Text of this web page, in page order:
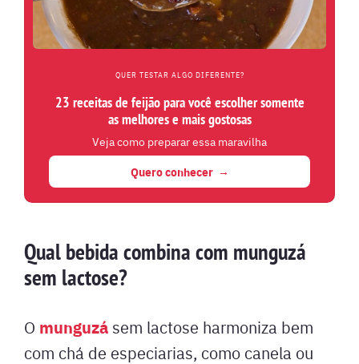
QUER TESTAR ALGO DIFERENTE?
23 receitas de feijão para você escolher somente
as melhores e mais gostosas
Veja como preparar essa maravilha
Quero conhecer
Qual bebida combina com munguzá
sem lactose?
O munguzá sem lactose harmoniza bem
com chá de especiarias, como canela ou